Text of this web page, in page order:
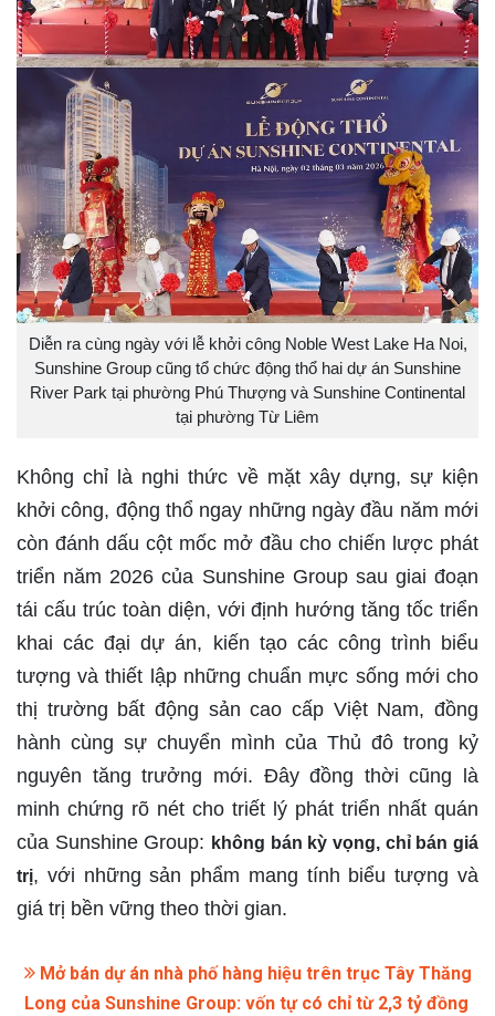
Diễn ra cùng ngày với lễ khởi công Noble West Lake Ha Noi,
Sunshine Group cũng tổ chức động thổ hai dự án Sunshine
River Park tại phường Phú Thượng và Sunshine Continental
tại phường Từ Liêm
Không chỉ là nghi thức về mặt xây dựng, sự kiện
khởi công, động thổ ngay những ngày đầu năm mới
còn đánh dấu cột mốc mở đầu cho chiến lược phát
triển năm 2026 của Sunshine Group sau giai đoạn
tái cấu trúc toàn diện, với định hướng tăng tốc triển
khai các đại dự án, kiến tạo các công trình biểu
tượng và thiết lập những chuẩn mực sống mới cho
thị trường bất động sản cao cấp Việt Nam, đồng
hành cùng sự chuyển mình của Thủ đô trong kỷ
nguyên tăng trưởng mới. Đây đồng thời cũng là
minh chứng rõ nét cho triết lý phát triển nhất quán
của Sunshine Group: không bán kỳ vọng, chỉ bán giá
trị, với những sản phẩm mang tính biểu tượng và
giá trị bền vững theo thời gian.
Mở bán dự án nhà phố hàng hiệu trên trục Tây Thăng
Long của Sunshine Group: vốn tự có chỉ từ 2,3 tỷ đồng